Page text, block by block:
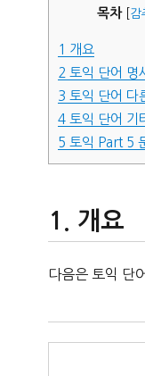
목차 감
1 개요
2 토익 단어 명
3 토익 단어 다
4 토익 단어 기
5 토익 Part 5
개요
다음은 토익 단